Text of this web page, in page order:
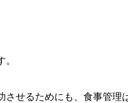
させるためにも、食事管理